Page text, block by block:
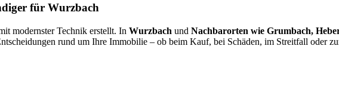
für Wurzbach
modernster Technik erstellt. In Wurzbach und Nachbarorten wie Grumbach,
rund um Ihre Immobilie – ob beim Kauf, bei Schäden, im Streitfall oder